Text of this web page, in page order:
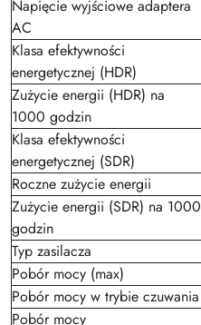
Napięcie wyjściowe adaptera
AC
Klasa efektywności
energetycznej (HDR)
Zużycie energii (HDR) na
1000 godzin
Klasa efektywności
energetycznej (SDR)
Roczne zużycie energii
Zużycie energii (SDR) na 1000
godzin
Typ zasilacza
Pobór mocy (max)
Pobór mocy w trybie czuwania
Pobór mocy